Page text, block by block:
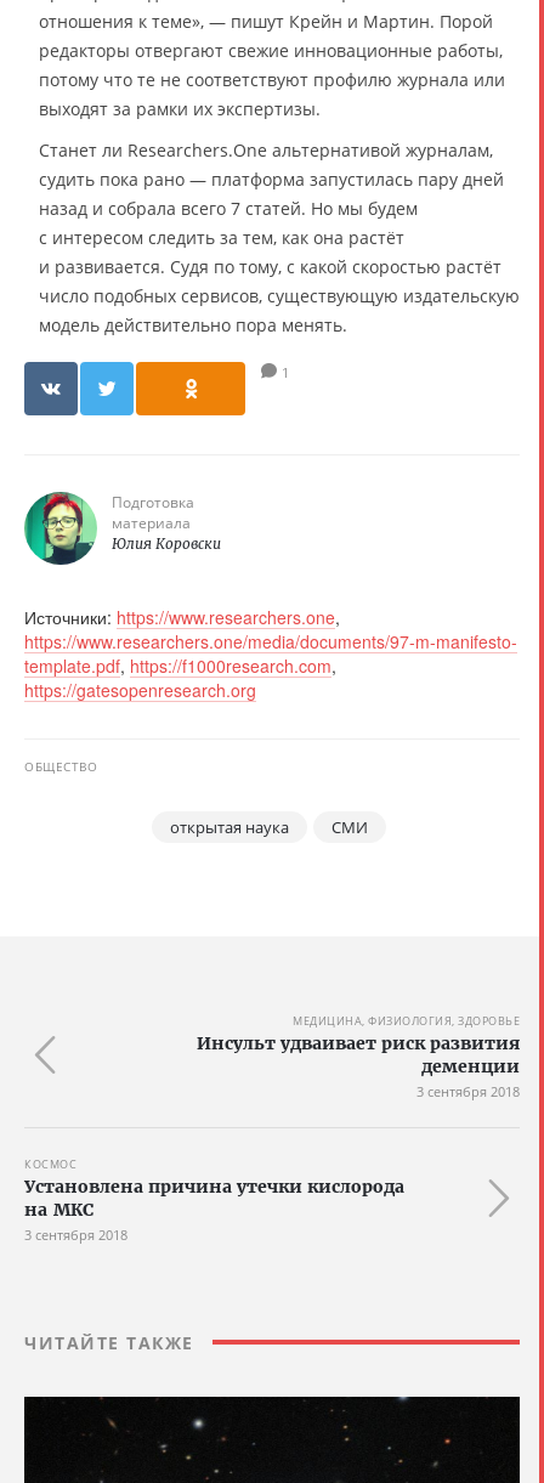
отношения к теме», — пишут Крейн и Мартин. Порой
редакторы отвергают свежие инновационные работы,
потому что те не соответствуют профилю журнала или
выходят за рамки их экспертизы.
Станет ли Researchers.One альтернативой журналам,
судить пока рано — платформа запустилась пару дней
назад и собрала всего 7 статей. Но мы будем
с интересом следить за тем, как она растёт
и развивается. Судя по тому, с какой скоростью растёт
число подобных сервисов, существующую издательскую
модель действительно пора менять.
1
Подготовка
материала
Юлия Коровски
Источники: https://www.researchers.one,
https://www.researchers.one/media/documents/97-m-manifesto-
template.pdf, https://f1000research.com,
https://gatesopenresearch.org
ОБЩЕСТВО
открытая наука СМИ
МЕДИЦИНА, ФИЗИОЛОГИЯ, ЗДОРОВЬЕ
Инсульт удваивает риск развития
деменции
3 сентября 2018
КОСМОС
Установлена причина утечки кислорода
на МКС
3 сентября 2018
ЧИТАЙТЕ ТАКЖЕ